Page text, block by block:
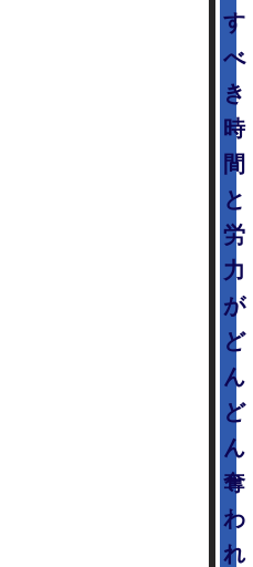
す
べ
き
時
間
と
労
力
が
ど
ん
ど
ん
奪
わ
れ